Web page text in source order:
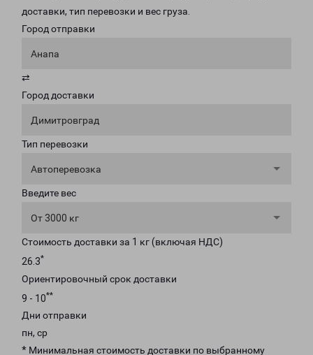
доставки, тип перевозки и вес груза.
Город отправки
Анапа
⇄
Город доставки
Димитровград
Тип перевозки
Автоперевозка
Введите вес
От 3000 кг
Стоимость доставки за 1 кг (включая НДС)
26.3*
Ориентировочный срок доставки
9 - 10**
Дни отправки
пн, ср
* Минимальная стоимость доставки по выбранному